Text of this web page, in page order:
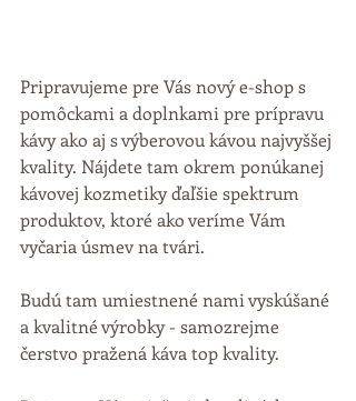
Pripravujeme pre Vás nový e-shop s
pomôckami a doplnkami pre prípravu
kávy ako aj s výberovou kávou najvyššej
kvality. Nájdete tam okrem ponúkanej
kávovej kozmetiky ďaľšie spektrum
produktov, ktoré ako veríme Vám
vyčaria úsmev na tvári.
Budú tam umiestnené nami vyskúšané
a kvalitné výrobky - samozrejme
čerstvo pražená káva top kvality.